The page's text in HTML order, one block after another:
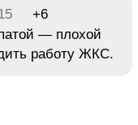
+6
— плохой
работу ЖКС.